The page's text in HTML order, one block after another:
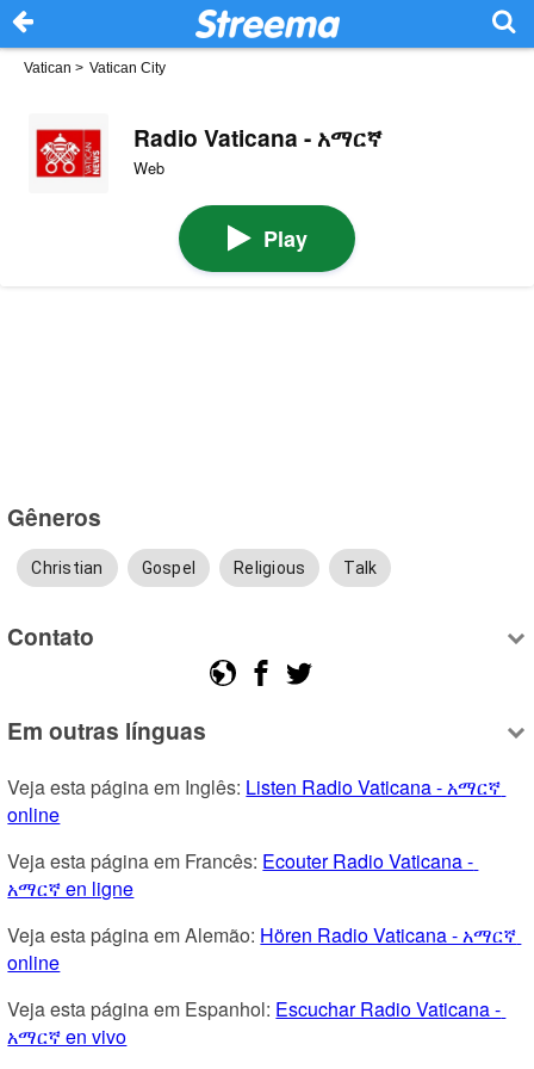
Vatican > Vatican City
Radio Vaticana - አማርኛ
Web
Play
Gêneros
Christian Gospel Religious Talk
Contato
Em outras línguas
Veja esta página em Inglês: Listen Radio Vaticana - አማርኛ
online
Veja esta página em Francês: Ecouter Radio Vaticana -
አማርኛ en ligne
Veja esta página em Alemão: Hören Radio Vaticana - አማርኛ
online
Veja esta página em Espanhol: Escuchar Radio Vaticana -
አማርኛ en vivo